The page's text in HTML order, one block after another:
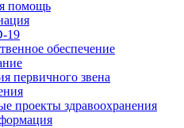
помощь
19
обеспечение
первичного звена
проекты здравоохранения